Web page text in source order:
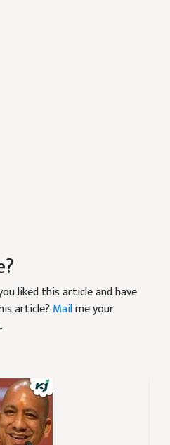
liked this article and have
article? Mailme your